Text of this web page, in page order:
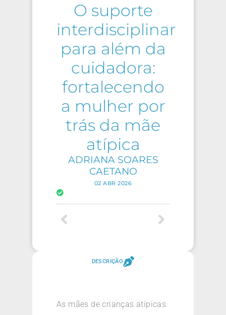
O suporte
interdisciplinar
para além da
cuidadora:
fortalecendo
a mulher por
trás da mãe
atípica
ADRIANA SOARES
CAETANO
02 ABR 2026
DESCRIÇÃO
As mães de crianças atípicas